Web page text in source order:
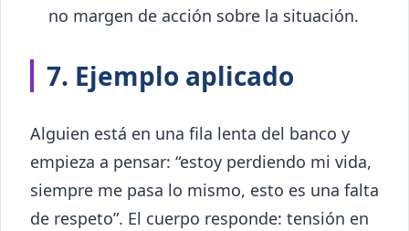
no margen de acción sobre la situación.
7. Ejemplo aplicado
Alguien está en una fila lenta del banco y
empieza a pensar: “estoy perdiendo mi vida,
siempre me pasa lo mismo, esto es una falta
de respeto”. El cuerpo responde: tensión en